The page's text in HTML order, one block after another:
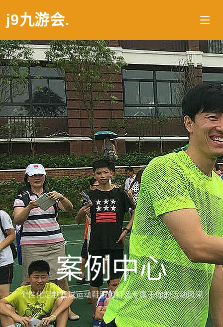
j9九游会.
案例中心
个性化定制篮球运动鞋服务打造专属于你的运动风采